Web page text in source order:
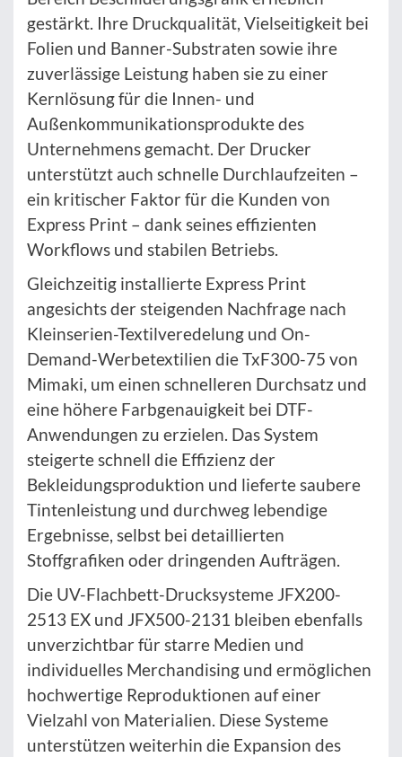
gestärkt. Ihre Druckqualität, Vielseitigkeit bei
Folien und Banner-Substraten sowie ihre
zuverlässige Leistung haben sie zu einer
Kernlösung für die Innen- und
Außenkommunikationsprodukte des
Unternehmens gemacht. Der Drucker
unterstützt auch schnelle Durchlaufzeiten –
ein kritischer Faktor für die Kunden von
Express Print – dank seines effizienten
Workflows und stabilen Betriebs.
Gleichzeitig installierte Express Print
angesichts der steigenden Nachfrage nach
Kleinserien-Textilveredelung und On-
Demand-Werbetextilien die TxF300-75 von
Mimaki, um einen schnelleren Durchsatz und
eine höhere Farbgenauigkeit bei DTF-
Anwendungen zu erzielen. Das System
steigerte schnell die Effizienz der
Bekleidungsproduktion und lieferte saubere
Tintenleistung und durchweg lebendige
Ergebnisse, selbst bei detaillierten
Stoffgrafiken oder dringenden Aufträgen.
Die UV-Flachbett-Drucksysteme JFX200-
2513 EX und JFX500-2131 bleiben ebenfalls
unverzichtbar für starre Medien und
individuelles Merchandising und ermöglichen
hochwertige Reproduktionen auf einer
Vielzahl von Materialien. Diese Systeme
unterstützen weiterhin die Expansion des